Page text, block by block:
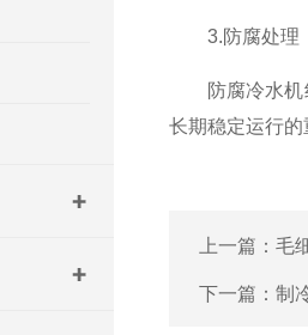
3.防腐处理：
防腐冷水机组
长期稳定运行
上一篇： 毛
下一篇： 制